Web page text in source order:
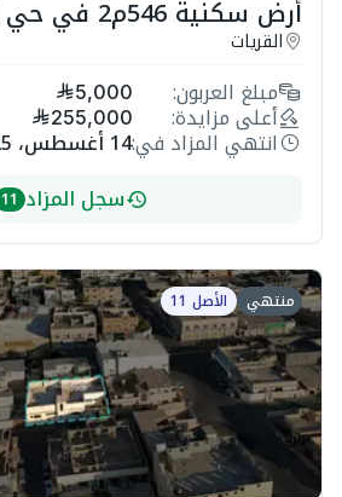
أرض سكنية 546م2 في حي المروج
القريات
مبلغ العربون: 5,000
أعلى مزايدة: 255,000
انتهي المزاد في:14 أغسطس، 2025
سجل المزاد 11
منتهي الأصل 11